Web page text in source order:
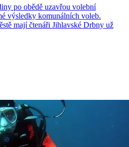
po obědě uzavřou volební
výsledky komunálních voleb.
mají čtenáři Jihlavské Drbny už